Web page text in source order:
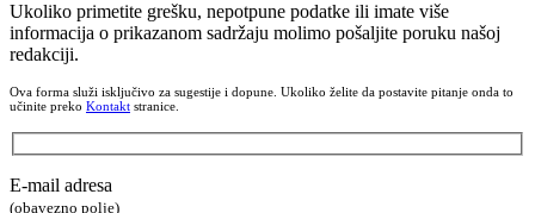
Ukoliko primetite grešku, nepotpune podatke ili imate više
informacija o prikazanom sadržaju molimo pošaljite poruku našoj
redakciji.
Ova forma služi isključivo za sugestije i dopune. Ukoliko želite da postavite pitanje onda to
učinite preko Kontakt stranice.
E-mail adresa
(obavezno polje)